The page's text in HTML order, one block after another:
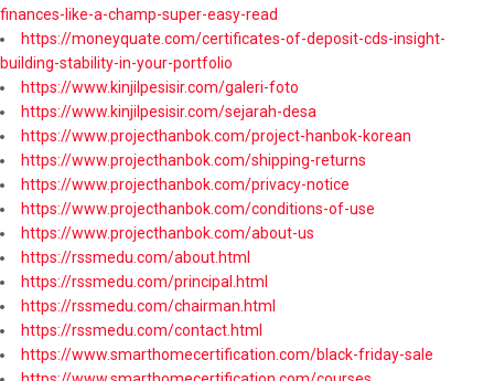
finances-like-a-champ-super-easy-read
https://moneyquate.com/certificates-of-deposit-cds-insight-
building-stability-in-your-portfolio
https://www.kinjilpesisir.com/galeri-foto
https://www.kinjilpesisir.com/sejarah-desa
https://www.projecthanbok.com/project-hanbok-korean
https://www.projecthanbok.com/shipping-returns
https://www.projecthanbok.com/privacy-notice
https://www.projecthanbok.com/conditions-of-use
https://www.projecthanbok.com/about-us
https://rssmedu.com/about.html
https://rssmedu.com/principal.html
https://rssmedu.com/chairman.html
https://rssmedu.com/contact.html
https://www.smarthomecertification.com/black-friday-sale